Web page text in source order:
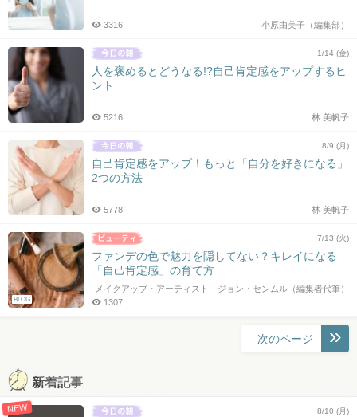
小原由美子（編集部）
3316
1/14 (金)
人を褒めるとどうなる!?自己肯定感をアップするヒ
ント
林 美帆子
5216
8/9 (月)
自己肯定感をアップ！もっと「自分を好きになる」
2つの方法
林 美帆子
5778
BLOG
7/13 (火)
ファンデの色で魅力を隠してない？キレイになる
「自己肯定感」の育て方
メイクアップ・アーティスト ジョン・センムル（編集者代筆）
1307
ナ
ビ
ゲ
次のページ
新着記事
NEW 8/10 (月)